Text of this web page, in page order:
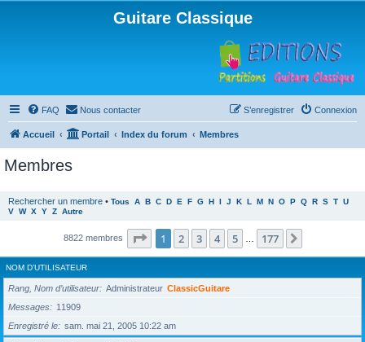
Guitare Classique
FAQ Nous contacter Connexion
S’enregistrer
Accueil Portail Index du forum Membres
Membres
Rechercher un membre • Tous A B C D E F G H I J K L M N O P Q R S T U
V W X Y Z Autre
8822 membres Page 1sur177
1 2 3 4 5 177
NOM D’UTILISATEUR
Rang, Nom d’utilisateur Administrateur ClassicGuitare
Messages
11909
Enregistré le
sam. mai 21, 2005 10:22 am